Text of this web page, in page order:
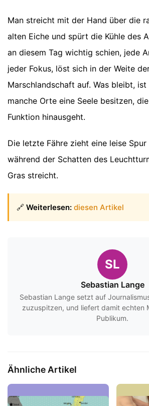
Man streicht mit der Hand über die
alten Eiche und spürt die Kühle des
an diesem Tag wichtig schien, jede
jeder Fokus, löst sich in der Weite
Marschlandschaft auf. Was bleibt, ist
manche Orte eine Seele besitzen,
Funktion hinausgeht.
Die letzte Fähre zieht eine leise Spur
während der Schatten des
Gras streicht.
🔗 Weiterlesen: diesen Artikel
SL
Sebastian Lange
Sebastian Lange setzt auf
zuzuspitzen, und liefert damit echten
Publikum.
Ähnliche Artikel